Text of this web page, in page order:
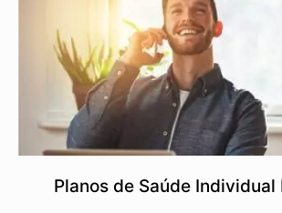
Planos de Saúde Individual